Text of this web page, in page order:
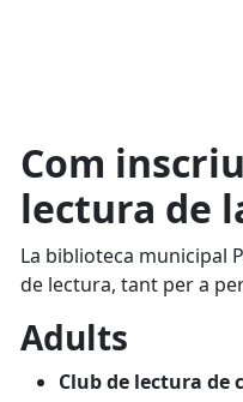
Com
lectura de
La biblioteca municipal
de lectura, tant per a
Adults
Club de lectura de